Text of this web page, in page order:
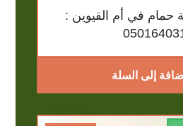
في أم القيوين :
إضافة إلى السلة